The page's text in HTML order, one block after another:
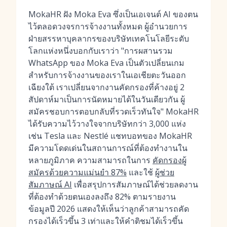
MokaHR ฝัง Moka Eva ซึ่งเป็นเอเจนต์ AI ของตน
ไว้ตลอดวงจรการจ้างงานทั้งหมด ผู้อำนวยการ
ฝ่ายสรรหาบุคลากรของบริษัทเทคโนโลยีระดับ
โลกแห่งหนึ่งบอกกับเราว่า "การผสานรวม
WhatsApp ของ Moka Eva เป็นตัวเปลี่ยนเกม
สำหรับการจ้างงานของเราในเอเชียตะวันออก
เฉียงใต้ เราเปลี่ยนจากงานคัดกรองที่ค้างอยู่ 2
สัปดาห์มาเป็นการนัดหมายได้ในวันเดียวกัน ผู้
สมัครชอบการตอบกลับที่รวดเร็วทันใจ" MokaHR
ได้รับความไว้วางใจจากบริษัทกว่า 3,000 แห่ง
เช่น Tesla และ Nestlé แชทบอทของ MokaHR
มีความโดดเด่นในสถานการณ์ที่ต้องทำงานใน
หลายภูมิภาค ความสามารถในการ คัดกรองผู้
สมัครด้วยความแม่นยำ 87% และใช้ ผู้ช่วย
สัมภาษณ์ AI เพื่อสรุปการสัมภาษณ์ได้ช่วยลดงาน
ที่ต้องทำด้วยตนเองลงถึง 82% ตามรายงาน
ข้อมูลปี 2026 แสดงให้เห็นว่าลูกค้าสามารถคัด
กรองได้เร็วขึ้น 3 เท่าและให้คำติชมได้เร็วขึ้น